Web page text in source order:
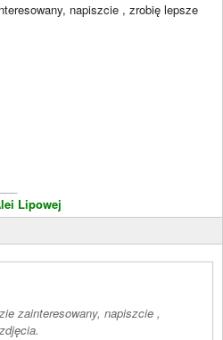
napiszcie , zrobię lepsze
Lipowej
zainteresowany, napiszcie ,